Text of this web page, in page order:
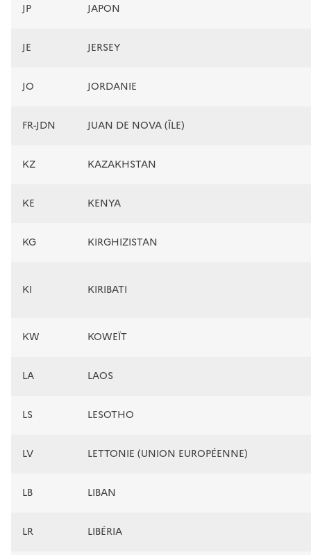
JP JAPON
JE JERSEY
JO JORDANIE
FR-JDN JUAN DE NOVA (ÎLE)
KZ KAZAKHSTAN
KE KENYA
KG KIRGHIZISTAN
KI KIRIBATI
KW KOWEÏT
LA LAOS
LS LESOTHO
LV LETTONIE (UNION EUROPÉENNE)
LB LIBAN
LR LIBÉRIA